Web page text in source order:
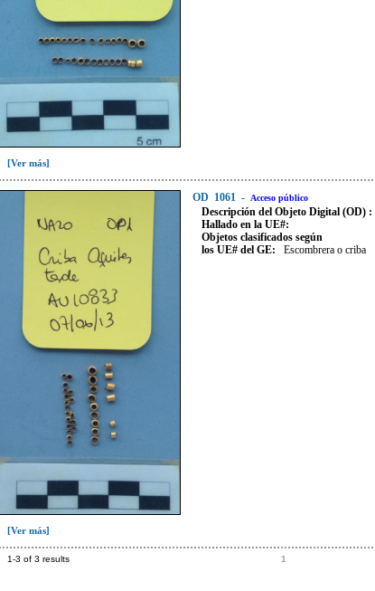
[Ver más]
OD 1061 - Acceso público
Descripción del Objeto Digital (OD) :
Hallado en la UE#:
Objetos clasificados según
los UE# del GE:
Escombrera o criba
[Ver más]
1-3 of 3 results 1